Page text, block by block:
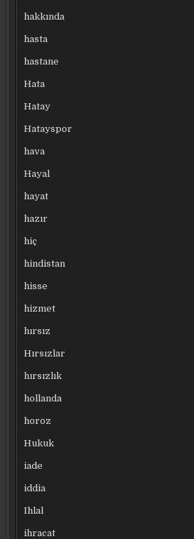
hakkında
hasta
hastane
Hata
Hatay
Hatayspor
hava
Hayal
hayat
hazır
hiç
hindistan
hisse
hizmet
hırsız
Hırsızlar
hırsızlık
hollanda
horoz
Hukuk
iade
iddia
Ihlal
ihracat